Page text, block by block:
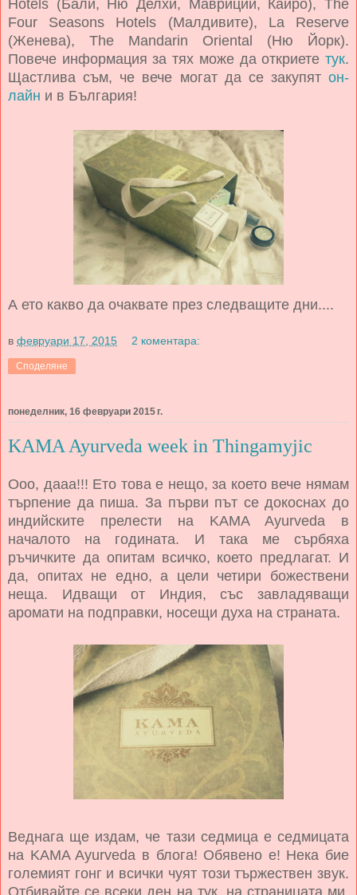
Hotels (Бали, Ню Делхи, Мавриций, Кайро), The
Four Seasons Hotels (Малдивите), La Reserve
(Женева), The Mandarin Oriental (Ню Йорк).
Повече информация за тях може да откриете тук.
Щастлива съм, че вече могат да се закупят он-
лайн и в България!
А ето какво да очаквате през следващите дни....
в февруари 17, 2015 2 коментара:
Споделяне
понеделник, 16 февруари 2015 г.
KAMA Ayurveda week in Thingamyjic
Ооо, дааа!!! Ето това е нещо, за което вече нямам
търпение да пиша. За първи път се докоснах до
индийските прелести на KAMA Ayurveda в
началото на годината. И така ме сърбяха
ръчичките да опитам всичко, което предлагат. И
да, опитах не едно, а цели четири божествени
неща. Идващи от Индия, със завладяващи
аромати на подправки, носещи духа на страната.
Веднага ще издам, че тази седмица е седмицата
на KAMA Ayurveda в блога! Обявено е! Нека бие
големият гонг и всички чуят този тържествен звук.